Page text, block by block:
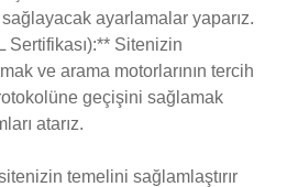
ayarlamalar yaparız.
Sertifikası):** Sitenizin
ve arama motorlarının tercih
geçişini sağlamak
atarız.
temelini sağlamlaştırır